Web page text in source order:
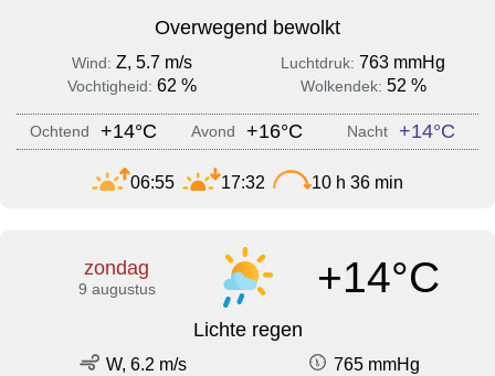
Overwegend bewolkt
Wind: Z, 5.7 m/s Luchtdruk: 763 mmHg
Vochtigheid: 62 % Wolkendek: 52 %
Ochtend +14°C Avond +16°C Nacht +14°C
06:55 17:32 10 h 36 min
zondag
9 augustus +14°C
Lichte regen
W, 6.2 m/s
765 mmHg